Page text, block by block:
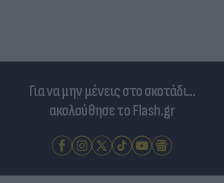
Για να μην μένεις στο σκοτάδι...
ακολούθησε το Flash.gr